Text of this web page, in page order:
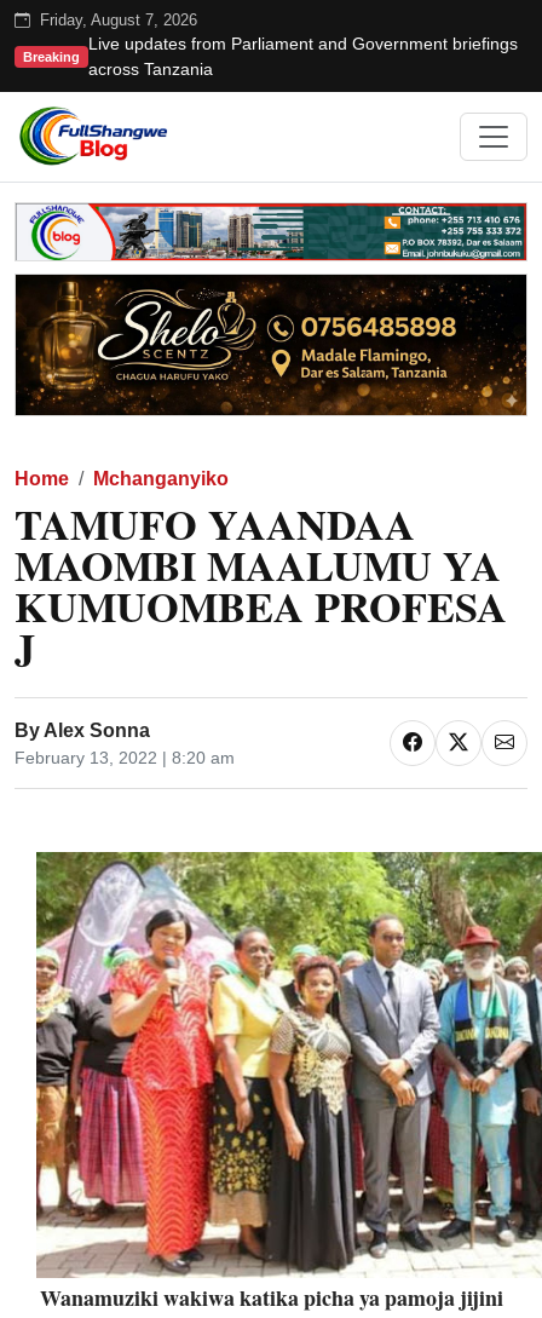
Friday, August 7, 2026
Breaking
Live updates from Parliament and Government briefings
across Tanzania
Home Mchanganyiko
TAMUFO YAANDAA
MAOMBI MAALUMU YA
KUMUOMBEA PROFESA
J
By Alex Sonna
February 13, 2022 | 8:20 am
Wanamuziki wakiwa katika picha ya pamoja jijini